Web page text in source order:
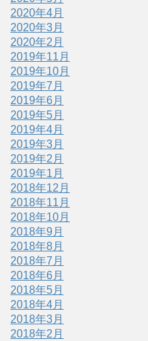
2020年4月
2020年3月
2020年2月
2019年11月
2019年10月
2019年7月
2019年6月
2019年5月
2019年4月
2019年3月
2019年2月
2019年1月
2018年12月
2018年11月
2018年10月
2018年9月
2018年8月
2018年7月
2018年6月
2018年5月
2018年4月
2018年3月
2018年2月